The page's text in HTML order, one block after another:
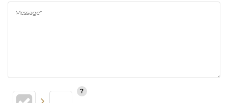
Message*